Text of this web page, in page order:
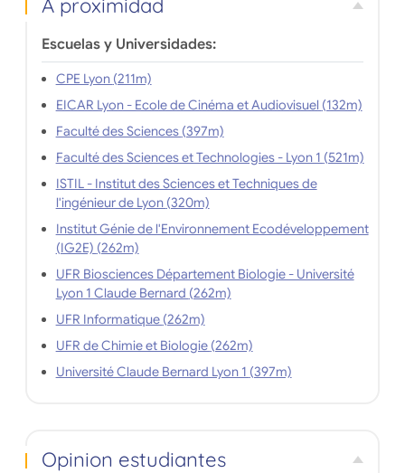
Escuelas y Universidades:
CPE Lyon (211m)
EICAR Lyon - Ecole de Cinéma et Audiovisuel (132m)
Faculté des Sciences (397m)
Faculté des Sciences et Technologies - Lyon 1 (521m)
ISTIL - Institut des Sciences et Techniques de
l'ingénieur de Lyon (320m)
Institut Génie de l'Environnement Ecodéveloppement
(IG2E) (262m)
UFR Biosciences Département Biologie - Université
Lyon 1 Claude Bernard (262m)
UFR Informatique (262m)
UFR de Chimie et Biologie (262m)
Université Claude Bernard Lyon 1 (397m)
Opinion estudiantes